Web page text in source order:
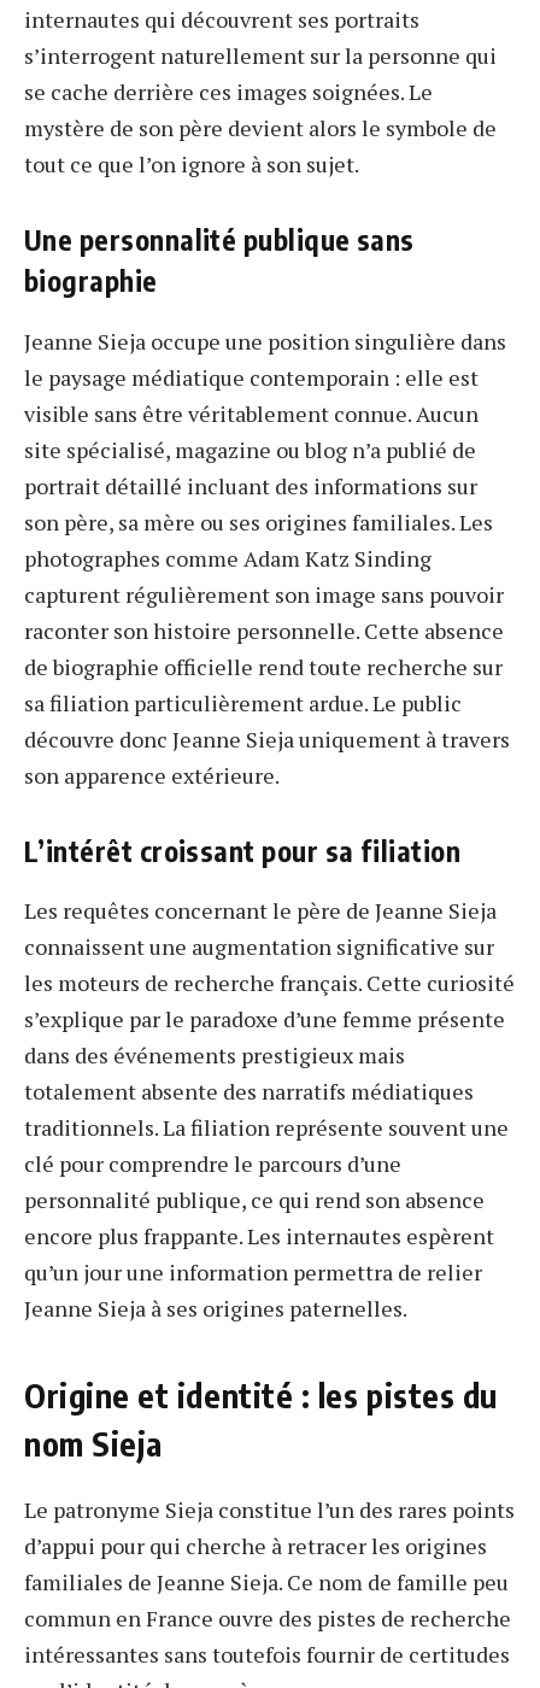
internautes qui découvrent ses portraits
s’interrogent naturellement sur la personne qui
se cache derrière ces images soignées. Le
mystère de son père devient alors le symbole de
tout ce que l’on ignore à son sujet.
Une personnalité publique sans
biographie
Jeanne Sieja occupe une position singulière dans
le paysage médiatique contemporain : elle est
visible sans être véritablement connue. Aucun
site spécialisé, magazine ou blog n’a publié de
portrait détaillé incluant des informations sur
son père, sa mère ou ses origines familiales. Les
photographes comme Adam Katz Sinding
capturent régulièrement son image sans pouvoir
raconter son histoire personnelle. Cette absence
de biographie officielle rend toute recherche sur
sa filiation particulièrement ardue. Le public
découvre donc Jeanne Sieja uniquement à travers
son apparence extérieure.
L’intérêt croissant pour sa filiation
Les requêtes concernant le père de Jeanne Sieja
connaissent une augmentation significative sur
les moteurs de recherche français. Cette curiosité
s’explique par le paradoxe d’une femme présente
dans des événements prestigieux mais
totalement absente des narratifs médiatiques
traditionnels. La filiation représente souvent une
clé pour comprendre le parcours d’une
personnalité publique, ce qui rend son absence
encore plus frappante. Les internautes espèrent
qu’un jour une information permettra de relier
Jeanne Sieja à ses origines paternelles.
Origine et identité : les pistes du
nom Sieja
Le patronyme Sieja constitue l’un des rares points
d’appui pour qui cherche à retracer les origines
familiales de Jeanne Sieja. Ce nom de famille peu
commun en France ouvre des pistes de recherche
intéressantes sans toutefois fournir de certitudes